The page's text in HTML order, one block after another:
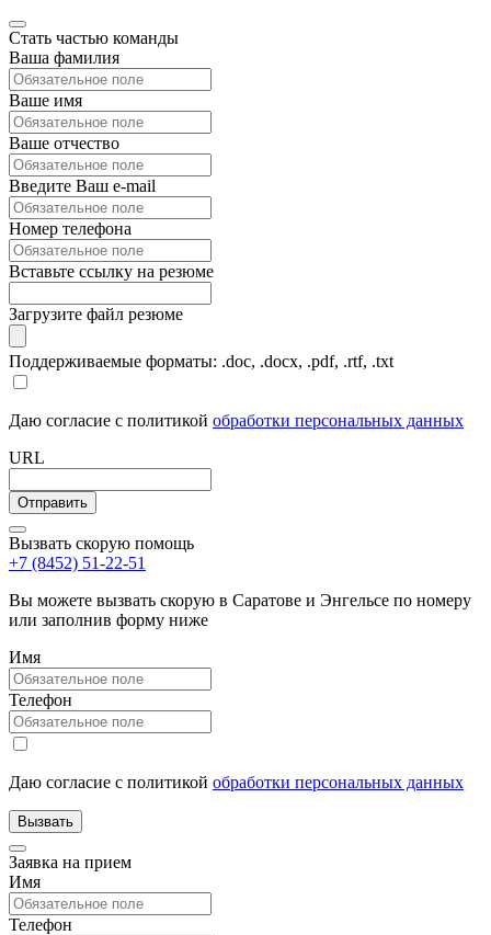
Стать частью команды
Ваша фамилия
Ваше имя
Ваше отчество
Введите Ваш e-mail
Номер телефона
Вставьте ссылку на резюме
Загрузите файл резюме
Поддерживаемые форматы: .doc, .docx, .pdf, .rtf, .txt
Даю согласие с политикой обработки персональных данных
URL
Вызвать скорую помощь
+7 (8452) 51-22-51
Вы можете вызвать скорую в Саратове и Энгельсе по номеру
или заполнив форму ниже
Имя
Телефон
Даю согласие с политикой обработки персональных данных
Заявка на прием
Имя
Телефон